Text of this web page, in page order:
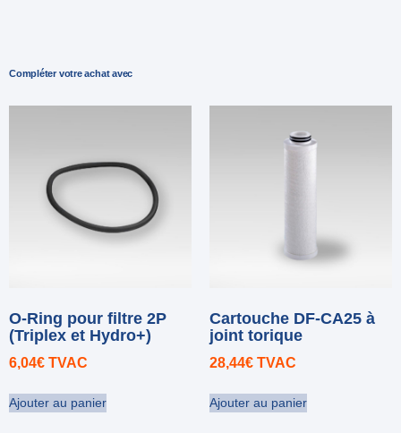
Compléter votre achat avec
O-Ring pour filtre 2P
(Triplex et Hydro+)
6,04€ TVAC
Ajouter au panier
Cartouche DF-CA25 à
joint torique
28,44€ TVAC
Ajouter au panier